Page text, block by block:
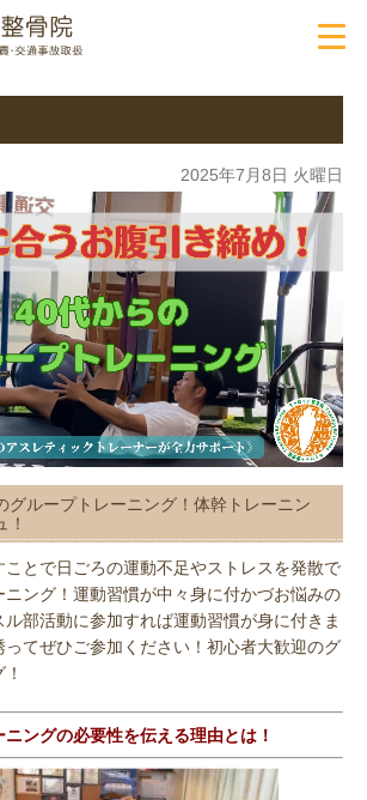
2025年7月8日 火曜日
グループトレーニング！体幹トレーニン
！
とで日ごろの運動不足やストレスを発散で
ニング！運動習慣が中々身に付かづお悩みの
部活動に参加すれば運動習慣が身に付きま
てぜひご参加ください！初心者大歓迎のグ
ングの必要性を伝える理由とは！